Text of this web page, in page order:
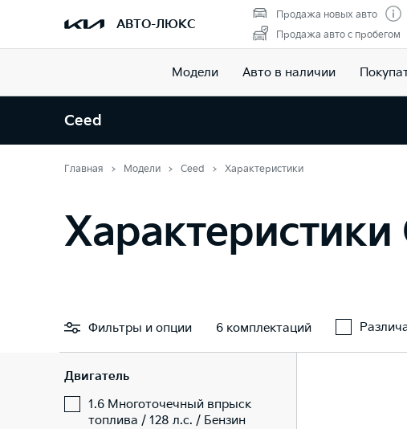
АВТО-ЛЮКС
Продажа новых авто
Продажа авто с пробегом
Модели Авто в наличии
Ceed
Главная Модели Ceed Характеристики
Характеристики
Фильтры и опции 6 комплектаций
Двигатель
1.6 Многоточечный впрыск
топлива / 128 л.с. / Бензин
Комфорт